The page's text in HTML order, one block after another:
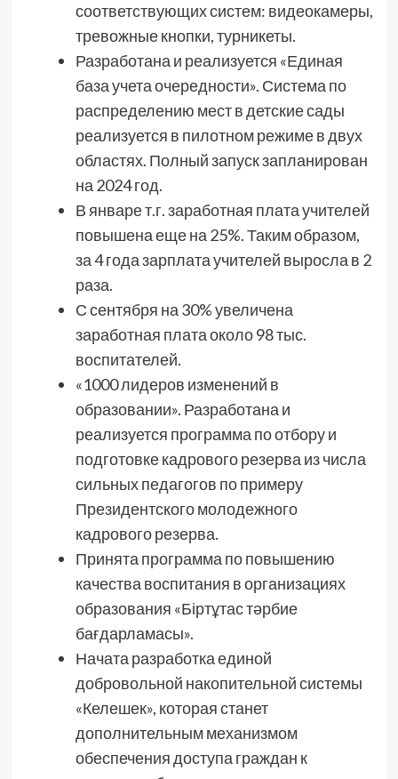
соответствующих систем: видеокамеры,
тревожные кнопки, турникеты.
Разработана и реализуется «Единая
база учета очередности». Система по
распределению мест в детские сады
реализуется в пилотном режиме в двух
областях. Полный запуск запланирован
на 2024 год.
В январе т.г. заработная плата учителей
повышена еще на 25%. Таким образом,
за 4 года зарплата учителей выросла в 2
раза.
С сентября на 30% увеличена
заработная плата около 98 тыс.
воспитателей.
«1000 лидеров изменений в
образовании». Разработана и
реализуется программа по отбору и
подготовке кадрового резерва из числа
сильных педагогов по примеру
Президентского молодежного
кадрового резерва.
Принята программа по повышению
качества воспитания в организациях
образования «Біртұтас тәрбие
бағдарламасы».
Начата разработка единой
добровольной накопительной системы
«Келешек», которая станет
дополнительным механизмом
обеспечения доступа граждан к